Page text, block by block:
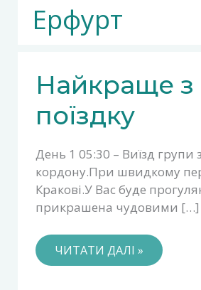
Ерфурт
Найкраще з
поїздку
День 1 05:30 – Виїзд групи
кордону.При швидкому
Кракові.У Вас буде
прикрашена чудовими […]
НАЙКРАЩЕ
З
ЄВРОПИ
ЗА
ОДНУ
ПОЇЗДКУ
ЧИТАТИ ДАЛІ »